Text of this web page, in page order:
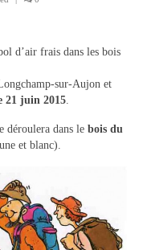
postales
d’air frais dans les bois
sur-Aujon et
21 juin 2015.
déroulera dans le bois du
et blanc).